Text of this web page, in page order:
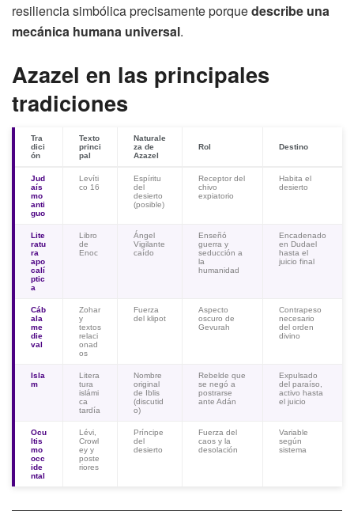
resiliencia simbólica precisamente porquedescribe una
mecánica humana universal.
Azazel en las principales
tradiciones
Tra
dici
ón
Texto
princi
pal
Naturale
za de
Azazel
Rol Destino
Jud
aís
mo
anti
guo
Levíti
co 16
Espíritu
del
desierto
(posible)
Receptor del
chivo
expiatorio
Habita el
desierto
Lite
ratu
ra
apo
calí
ptic
a
Libro
de
Enoc
Ángel
Vigilante
caído
Enseñó
guerra y
seducción a
la
humanidad
Encadenado
en Dudael
hasta el
juicio final
Cáb
ala
me
die
val
Zohar
y
textos
relaci
onad
os
Fuerza
del klipot
Aspecto
oscuro de
Gevurah
Contrapeso
necesario
del orden
divino
Isla
m
Litera
tura
islámi
ca
tardía
Nombre
original
de Iblis
(discutid
o)
Rebelde que
se negó a
postrarse
ante Adán
Expulsado
del paraíso,
activo hasta
el juicio
Ocu
ltis
mo
occ
ide
ntal
Lévi,
Crowl
ey y
poste
riores
Príncipe
del
desierto
Fuerza del
caos y la
desolación
Variable
según
sistema